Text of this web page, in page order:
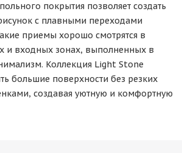
покрытия позволяет создать
с плавными переходами
приемы хорошо смотрятся в
и входных зонах, выполненных в
Коллекция Light Stone
большие поверхности без резких
создавая уютную и комфортную